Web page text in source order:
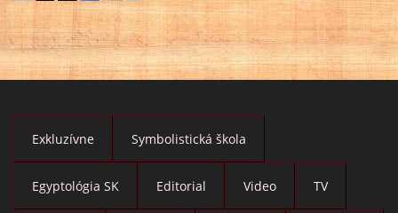
Exkluzívne Symbolistická škola
Egyptológia SK Editorial Video TV